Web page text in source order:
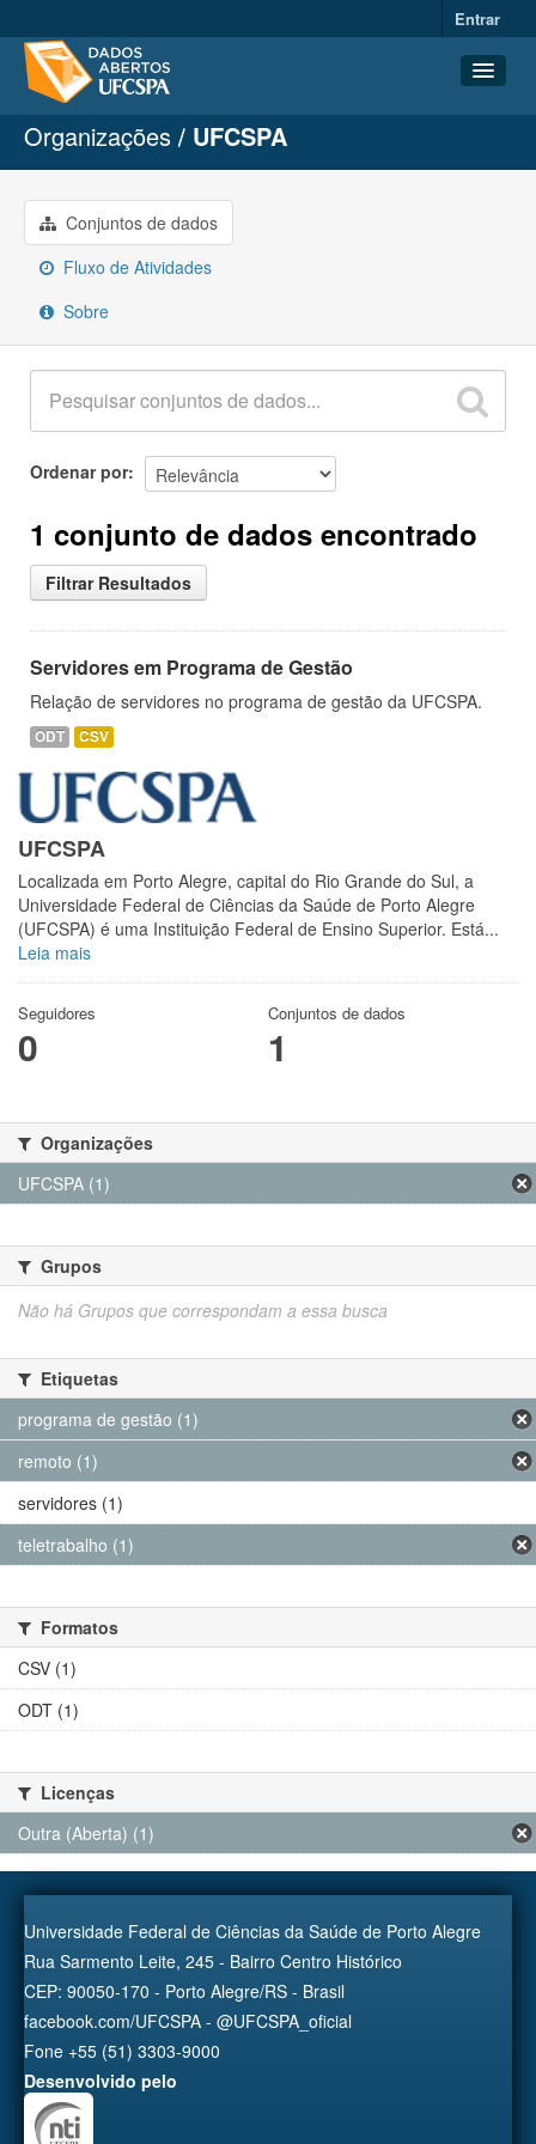
Entrar
Conjuntos de dados
Organizações
Grupos
Sobre
Organizações UFCSPA
Conjuntos de dados
Fluxo de Atividades
Sobre
Ordenar por
1 conjunto de dados encontrado
Filtrar Resultados
Servidores em Programa de Gestão
Relação de servidores no programa de gestão da UFCSPA.
ODT CSV
UFCSPA
Localizada em Porto Alegre, capital do Rio Grande do Sul, a
Universidade Federal de Ciências da Saúde de Porto Alegre
(UFCSPA) é uma Instituição Federal de Ensino Superior. Está...
Leia mais
Seguidores
0
Conjuntos de dados
1
Organizações
UFCSPA (1)
Grupos
Não há Grupos que correspondam a essa busca
Etiquetas
programa de gestão (1)
remoto (1)
servidores (1)
teletrabalho (1)
Formatos
CSV (1)
ODT (1)
Licenças
Outra (Aberta) (1)
Universidade Federal de Ciências da Saúde de Porto Alegre
Rua Sarmento Leite, 245 - Bairro Centro Histórico
CEP: 90050-170 - Porto Alegre/RS - Brasil
facebook.com/UFCSPA - @UFCSPA_oficial
Fone +55 (51) 3303-9000
Desenvolvido pelo